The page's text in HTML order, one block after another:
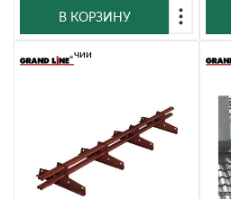
В КОРЗИНУ
В наличии